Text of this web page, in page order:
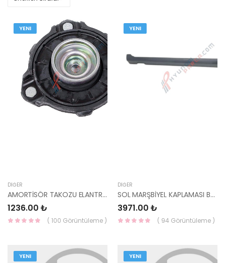
YENI
DIĞER
AMORTİSÖR TAKOZU ELANTRA/İ30/KONA/IONİQ 54610-G2000-YS
1236.00 ₺
( 100 Görüntüleme )
YENI
DIĞER
SOL MARŞBİYEL KAPLAMASI BAYON 87751-Q0400 HMC
3971.00 ₺
( 94 Görüntüleme )
YENI YENI